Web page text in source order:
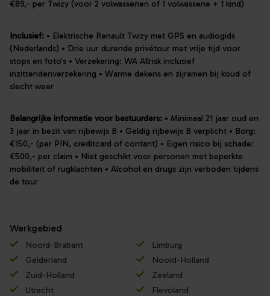
€89,- per Twizy (voor 2 volwassenen of 1 volwassene + 1 kind)
Inclusief: • Elektrische Renault Twizy met GPS en audiogids
(Nederlands) • Drie uur durende privétour met vrije tijd voor
stops en foto's • Verzekering: WA Allrisk inclusief
inzittendenverzekering • Warme dekens en zijramen bij koud of
slecht weer
Belangrijke informatie voor bestuurders: • Minimaal 21 jaar oud en
3 jaar in bezit van rijbewijs B • Geldig rijbewijs B verplicht • Borg:
€150,- (per PIN, creditcard of contant) • Eigen risico bij schade:
€500,- per claim • Niet geschikt voor personen met beperkte
mobiliteit of rugklachten • Alcohol en drugs zijn verboden tijdens
de tour
Werkgebied
Noord-Brabant
Limburg
Gelderland
Noord-Holland
Zuid-Holland
Zeeland
Utrecht
Flevoland